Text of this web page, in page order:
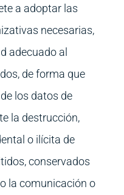
a adoptar las
necesarias,
adecuado al
de forma que
los datos de
la destrucción,
o ilícita de
conservados
la comunicación o